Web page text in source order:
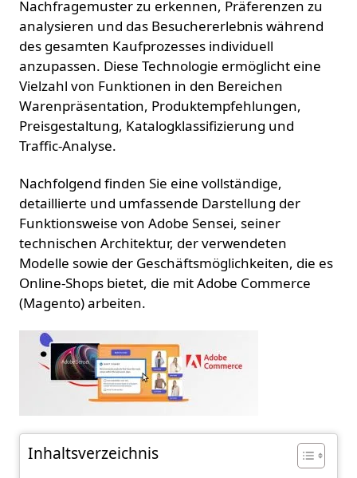
Nachfragemuster zu erkennen, Präferenzen zu
analysieren und das Besuchererlebnis während
des gesamten Kaufprozesses individuell
anzupassen. Diese Technologie ermöglicht eine
Vielzahl von Funktionen in den Bereichen
Warenpräsentation, Produktempfehlungen,
Preisgestaltung, Katalogklassifizierung und
Traffic-Analyse.
Nachfolgend finden Sie eine vollständige,
detaillierte und umfassende Darstellung der
Funktionsweise von Adobe Sensei, seiner
technischen Architektur, der verwendeten
Modelle sowie der Geschäftsmöglichkeiten, die es
Online-Shops bietet, die mit Adobe Commerce
(Magento) arbeiten.
Inhaltsverzeichnis